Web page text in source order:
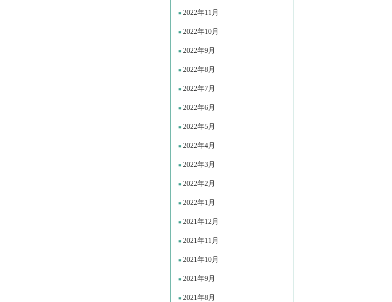
2022年11月
2022年10月
2022年9月
2022年8月
2022年7月
2022年6月
2022年5月
2022年4月
2022年3月
2022年2月
2022年1月
2021年12月
2021年11月
2021年10月
2021年9月
2021年8月